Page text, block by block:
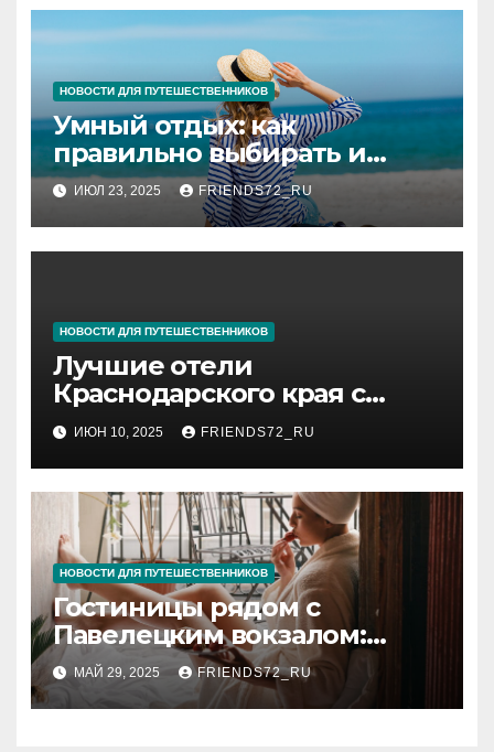
НОВОСТИ ДЛЯ ПУТЕШЕСТВЕННИКОВ
Умный отдых: как
правильно выбирать и
покупать туры
ИЮЛ 23, 2025 FRIENDS72_RU
НОВОСТИ ДЛЯ ПУТЕШЕСТВЕННИКОВ
Лучшие отели
Краснодарского края с
бассейном
ИЮН 10, 2025 FRIENDS72_RU
НОВОСТИ ДЛЯ ПУТЕШЕСТВЕННИКОВ
Гостиницы рядом с
Павелецким вокзалом:
комфорт и удобство в
Москве
МАЙ 29, 2025 FRIENDS72_RU